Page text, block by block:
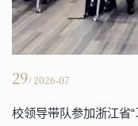
29/ 2026-07
校领导带队参加浙江省